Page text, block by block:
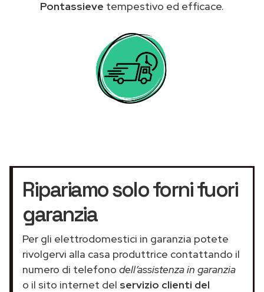
Pontassieve tempestivo ed efficace.
Ripariamo solo forni fuori
garanzia
Per gli elettrodomestici in garanzia potete
rivolgervi alla casa produttrice contattando il
numero di telefono dell’assistenza in garanzia
o il sito internet del servizio clienti del